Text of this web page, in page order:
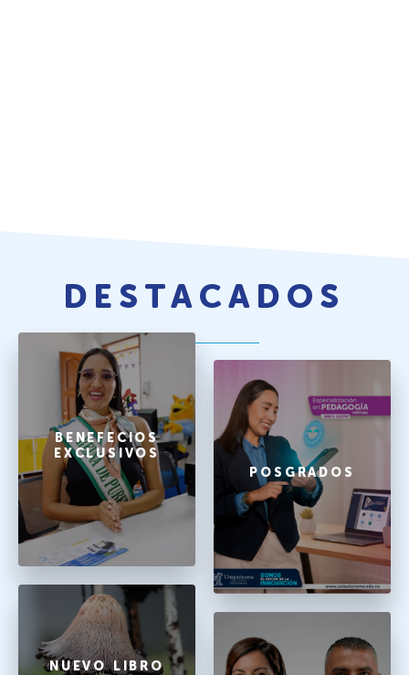
DESTACADOS
BENEFECIOS
EXCLUSIVOS
POSGRADOS
NUEVO LIBRO